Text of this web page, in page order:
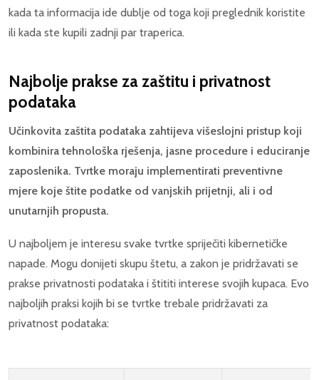
kada ta informacija ide dublje od toga koji preglednik koristite
ili kada ste kupili zadnji par traperica.
Najbolje prakse za zaštitu i privatnost
podataka
Učinkovita zaštita podataka zahtijeva višeslojni pristup koji
kombinira tehnološka rješenja, jasne procedure i educiranje
zaposlenika. Tvrtke moraju implementirati preventivne
mjere koje štite podatke od vanjskih prijetnji, ali i od
unutarnjih propusta.
U najboljem je interesu svake tvrtke spriječiti kibernetičke
napade. Mogu donijeti skupu štetu, a zakon je pridržavati se
prakse privatnosti podataka i štititi interese svojih kupaca. Evo
najboljih praksi kojih bi se tvrtke trebale pridržavati za
privatnost podataka: